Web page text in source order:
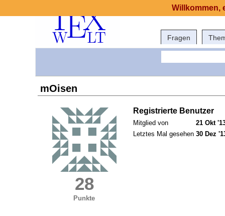
Fragen
mOisen
28
Punkte
Registrierte Benutzer
Mitglied von
21 Okt
Letztes Mal gesehen 30 Dez
Willkommen,